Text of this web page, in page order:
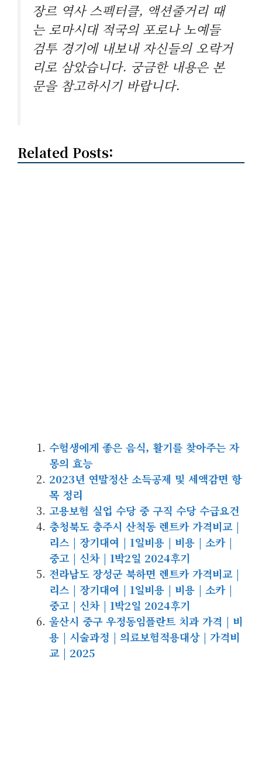
장르 역사 스펙터클, 액션줄거리 때
는 로마시대 적국의 포로나 노예들
검투 경기에 내보내 자신들의 오락거
리로 삼았습니다. 궁금한 내용은 본
문을 참고하시기 바랍니다.
Related Posts:
수험생에게 좋은 음식, 활기를 찾아주는 자
몽의 효능
2023년 연말정산 소득공제 및 세액감면 항
목 정리
고용보험 실업 수당 중 구직 수당 수급요건
충청북도 충주시 산척동 렌트카 가격비교 |
리스 | 장기대여 | 1일비용 | 비용 | 소카 |
중고 | 신차 | 1박2일 2024후기
전라남도 장성군 북하면 렌트카 가격비교 |
리스 | 장기대여 | 1일비용 | 비용 | 소카 |
중고 | 신차 | 1박2일 2024후기
울산시 중구 우정동임플란트 치과 가격 | 비
용 | 시술과정 | 의료보험적용대상 | 가격비
교 | 2025